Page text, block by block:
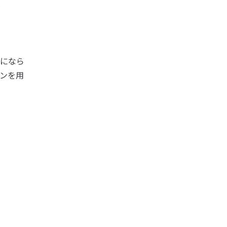
なら
を用